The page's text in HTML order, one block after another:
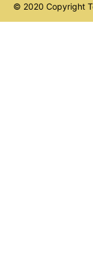
© 2020 Copyright